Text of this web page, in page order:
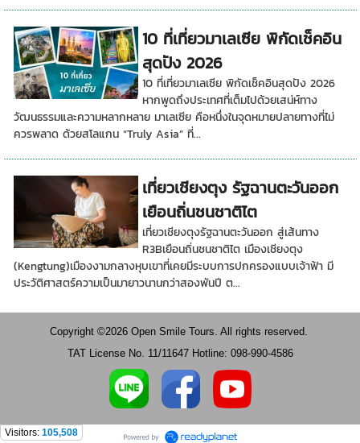
10 ที่เที่ยวมาเลเซีย พิกัดเช็คอิน
สุดปัง 2026
10 ที่เที่ยวมาเลเซีย พิกัดเช็คอินสุดปัง 2026
หากพูดถึงประเทศที่เต็มไปด้วยเสน่ห์ทาง
วัฒนธรรมและความหลากหลาย มาเลเซีย คือหนึ่งในจุดหมายปลายทางที่ไม่
ควรพลาด ด้วยสโลแกน “Truly Asia” ที่...
เที่ยวเชียงตุง รัฐฉานตะวันออก
เยือนถิ่นชนชาติไต
เที่ยวเชียงตุงรัฐฉานตะวันออก สู่เส้นทาง
R3Bเยือนถิ่นชนชาติไต เมืองเชียงตุง
(Kengtung)เมืองงามกลางหุบเขาที่เคยมีระบบการปกครองแบบเจ้าฟ้า มี
ประวัติศาสตร์ความเป็นมายาวนานกว่าสองพันปี ต...
Copyright ©2026 Open Smile Tours. All rights reserved.
TAT License No. 11/11647 Hotline: 098-990-4586
Visitors: 105,508